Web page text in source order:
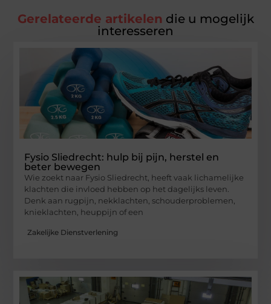
Gerelateerde artikelen die u mogelijk
interesseren
Fysio Sliedrecht: hulp bij pijn, herstel en
beter bewegen
Wie zoekt naar Fysio Sliedrecht, heeft vaak lichamelijke
klachten die invloed hebben op het dagelijks leven.
Denk aan rugpijn, nekklachten, schouderproblemen,
knieklachten, heuppijn of een
Zakelijke Dienstverlening